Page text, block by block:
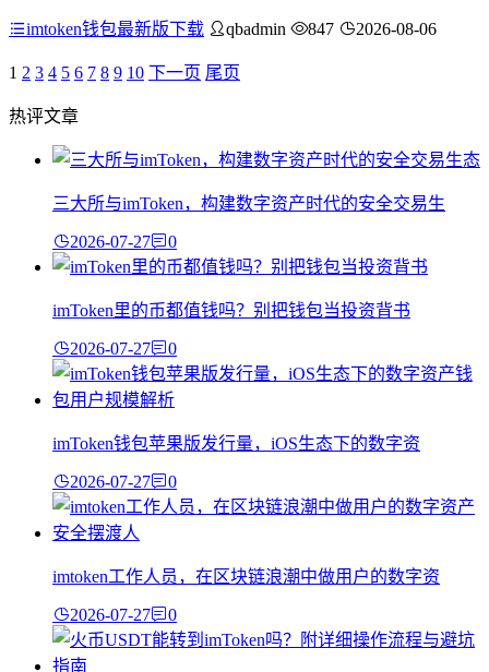
imtoken钱包最新版下载 qbadmin 847 2026-08-06
1 2 3 4 5 6 7 8 9 10 下一页 尾页
热评文章
三大所与imToken，构建数字资产时代的安全交易生
2026-07-27 0
imToken里的币都值钱吗？别把钱包当投资背书
2026-07-27 0
imToken钱包苹果版发行量，iOS生态下的数字资
2026-07-27 0
imtoken工作人员，在区块链浪潮中做用户的数字资
2026-07-27 0